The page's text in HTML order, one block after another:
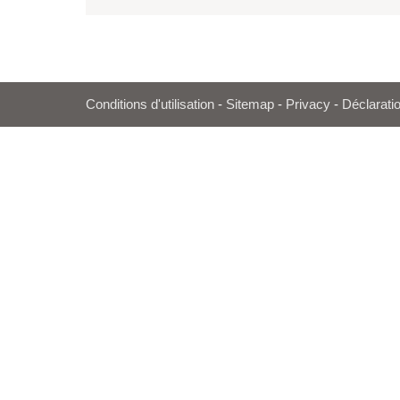
Conditions d'utilisation - Sitemap - Privacy -